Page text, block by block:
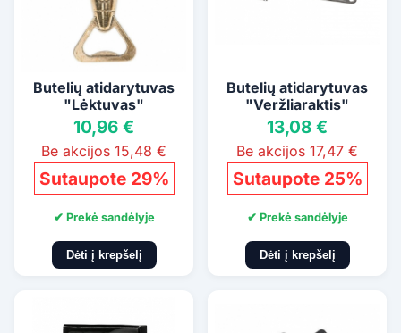
Butelių atidarytuvas
"Lėktuvas"
10,96 €
Be akcijos 15,48 €
Sutaupote 29%
✔ Prekė sandėlyje
Dėti į krepšelį
Butelių atidarytuvas
"Veržliaraktis"
13,08 €
Be akcijos 17,47 €
Sutaupote 25%
✔ Prekė sandėlyje
Dėti į krepšelį